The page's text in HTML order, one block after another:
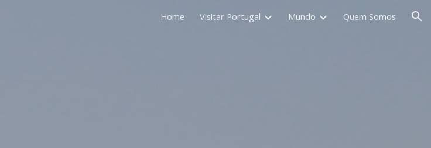
Skip to navigation
Home Visitar Portugal Mundo Quem Somos